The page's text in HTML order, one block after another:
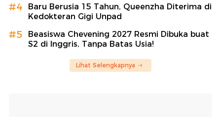
#4
Baru Berusia 15 Tahun, Queenzha Diterima di
Kedokteran Gigi Unpad
#5
Beasiswa Chevening 2027 Resmi Dibuka buat
S2 di Inggris, Tanpa Batas Usia!
Lihat Selengkapnya